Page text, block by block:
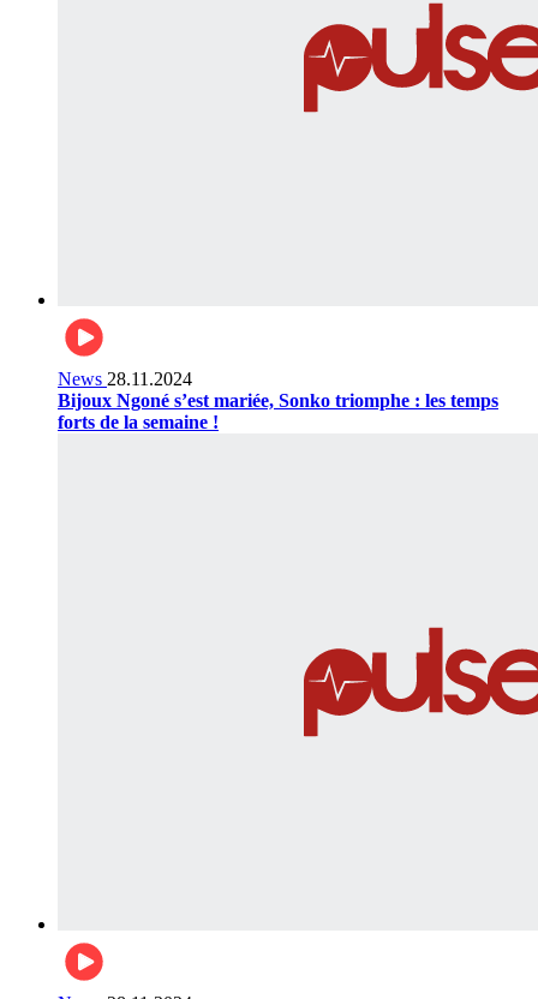
News 28.11.2024
Bijoux Ngoné s’est mariée, Sonko triomphe : les temps
forts de la semaine !